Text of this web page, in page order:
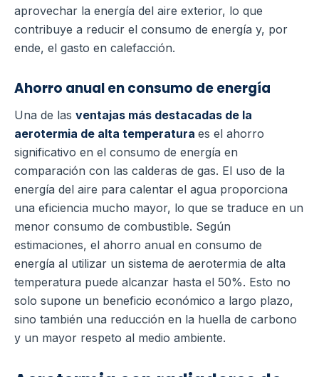
aprovechar la energía del aire exterior, lo que
contribuye a reducir el consumo de energía y, por
ende, el gasto en calefacción.
Ahorro anual en consumo de energía
Una de las ventajas más destacadas de la
aerotermia de alta temperatura es el ahorro
significativo en el consumo de energía en
comparación con las calderas de gas. El uso de la
energía del aire para calentar el agua proporciona
una eficiencia mucho mayor, lo que se traduce en un
menor consumo de combustible. Según
estimaciones, el ahorro anual en consumo de
energía al utilizar un sistema de aerotermia de alta
temperatura puede alcanzar hasta el 50%. Esto no
solo supone un beneficio económico a largo plazo,
sino también una reducción en la huella de carbono
y un mayor respeto al medio ambiente.